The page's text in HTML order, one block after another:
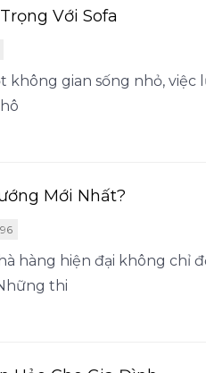
Với Sofa
gian sống nhỏ,
Mới Nhất?
hàng hiện đại không
thi